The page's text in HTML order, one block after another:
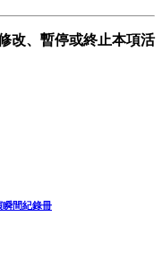
改、暫停或終止本項活
瞬間紀錄冊